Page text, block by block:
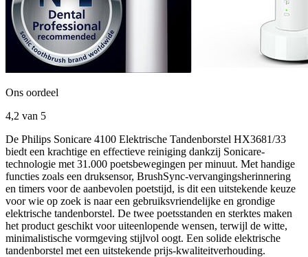
Ons oordeel
4,2 van 5
De Philips Sonicare 4100 Elektrische Tandenborstel HX3681/33
biedt een krachtige en effectieve reiniging dankzij Sonicare-
technologie met 31.000 poetsbewegingen per minuut. Met handige
functies zoals een druksensor, BrushSync-vervangingsherinnering
en timers voor de aanbevolen poetstijd, is dit een uitstekende keuze
voor wie op zoek is naar een gebruiksvriendelijke en grondige
elektrische tandenborstel. De twee poetsstanden en sterktes maken
het product geschikt voor uiteenlopende wensen, terwijl de witte,
minimalistische vormgeving stijlvol oogt. Een solide elektrische
tandenborstel met een uitstekende prijs-kwaliteitverhouding.